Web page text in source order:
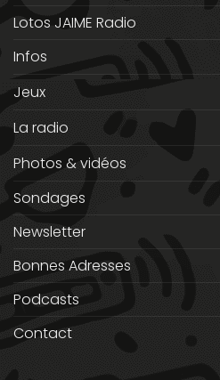
Lotos JAIME Radio
Infos
Jeux
La radio
Photos & vidéos
Sondages
Newsletter
Bonnes Adresses
Podcasts
Contact